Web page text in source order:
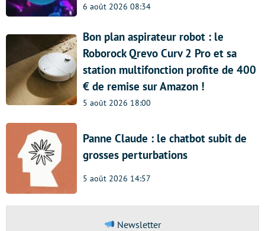
6 août 2026 08:34
Bon plan aspirateur robot : le
Roborock Qrevo Curv 2 Pro et sa
station multifonction profite de 400
€ de remise sur Amazon !
5 août 2026 18:00
Panne Claude : le chatbot subit de
grosses perturbations
5 août 2026 14:57
Newsletter